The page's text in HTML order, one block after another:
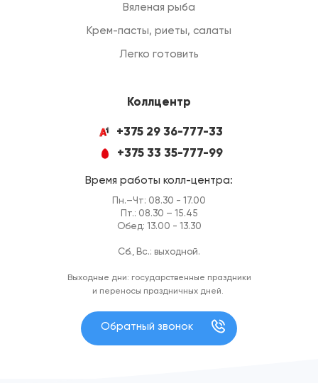
Вяленая рыба
Крем-пасты, риеты, салаты
Легко готовить
Коллцентр
+375 29 36-777-33
+375 33 35-777-99
Время работы колл-центра:
Пн.–Чт: 08.30 - 17.00
Пт.: 08.30 – 15.45
Обед: 13.00 - 13.30
Сб., Вс.: выходной.
Выходные дни: государственные праздники
и переносы праздничных дней.
Обратный звонок